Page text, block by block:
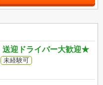
迎ドライバー大歓迎★
未経験可